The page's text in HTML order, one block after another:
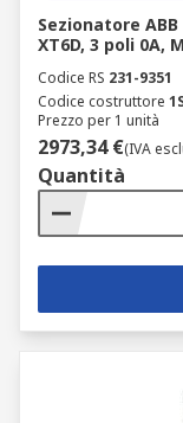
Sezionatore ABB
XT6D, 3 poli 0A,
Codice RS 231-9351
Codice costruttore
Prezzo per 1 unità
2973,34 €(IVA
Quantità